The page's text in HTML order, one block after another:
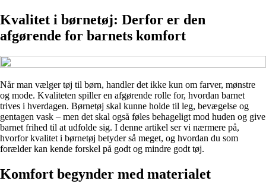
Kvalitet i børnetøj: Derfor er den
afgørende for barnets komfort
Når man vælger tøj til børn, handler det ikke kun om farver, mønstre
og mode. Kvaliteten spiller en afgørende rolle for, hvordan barnet
trives i hverdagen. Børnetøj skal kunne holde til leg, bevægelse og
gentagen vask – men det skal også føles behageligt mod huden og give
barnet frihed til at udfolde sig. I denne artikel ser vi nærmere på,
hvorfor kvalitet i børnetøj betyder så meget, og hvordan du som
forælder kan kende forskel på godt og mindre godt tøj.
Komfort begynder med materialet